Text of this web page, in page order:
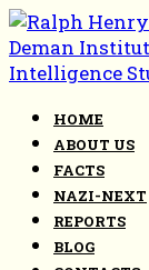
Skip
to
content
HOME
ABOUT US
FACTS
NAZI-NEXT
REPORTS
BLOG